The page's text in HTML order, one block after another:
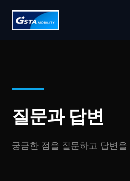
질문과 답변
궁금한 점을 질문하고 답변